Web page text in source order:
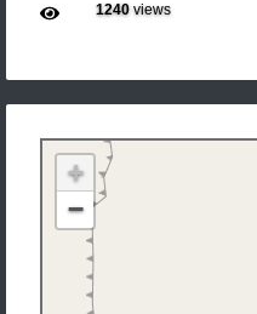
1240views
+
−